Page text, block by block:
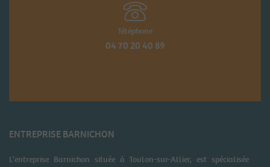
Téléphone
04 70 20 40 89
ENTREPRISE BARNICHON
L’entreprise Barnichon située à Toulon-sur-Allier, est spécialisée